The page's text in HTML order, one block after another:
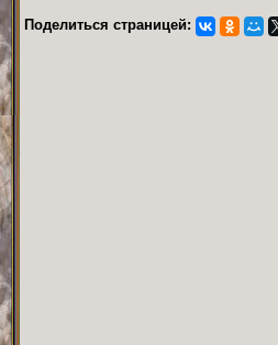
Поделиться страницей: